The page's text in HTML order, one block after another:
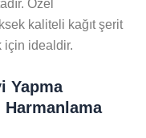
Özel
kaliteli kağıt şerit
için idealdir.
Yapma
Harmanlama